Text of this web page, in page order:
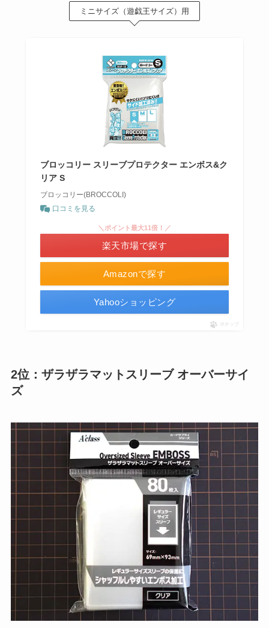
ミニサイズ（遊戯王サイズ）用
ブロッコリー スリーブプロテクター エンボス&ク
リア S
ブロッコリー(BROCCOLI)
口コミを見る
Amazonで探す
＼ポイント最大11倍！／
楽天市場で探す
Yahooショッピング
ポチップ
2位：ザラザラマットスリーブ オーバーサイ
ズ